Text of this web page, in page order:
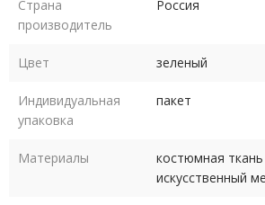
Муфта из белого искусственного меха с
Декор пришивной, клеевые элементы не
Страна
производитель
Россия
Цвет зеленый
Индивидуальная
упаковка
пакет
Материалы
костюмная
искусственный